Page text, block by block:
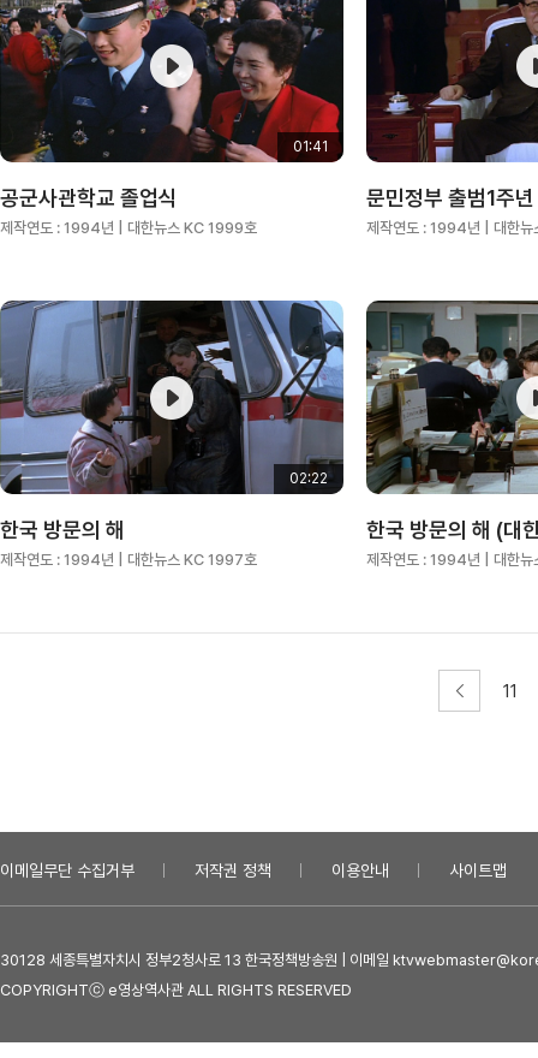
01:41
공군사관학교 졸업식
제작연도 : 1994년 | 대한뉴스 KC 1999호
문민정부 출범1주년
제작연도 : 1994년 | 대한
02:22
한국 방문의 해
제작연도 : 1994년 | 대한뉴스 KC 1997호
한국 방문의 해 (대
제작연도 : 1994년 | 대한
11
이메일무단 수집거부 저작권 정책 이용안내 사이트맵
30128 세종특별자치시 정부2청사로 13 한국정책방송원 | 이메일
COPYRIGHTⓒ e영상역사관 ALL RIGHTS RESERVED